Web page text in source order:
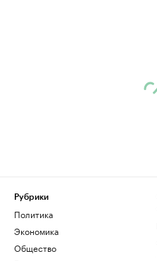
Рубрики
Политика
Экономика
Общество